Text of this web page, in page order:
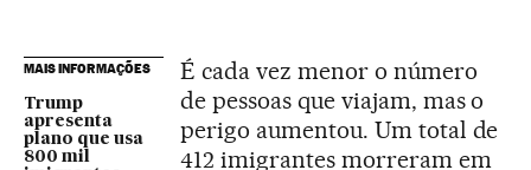
MAIS INFORMAÇÕES
Trump
apresenta
plano que usa
800 mil
É cada vez menor o número
de pessoas que viajam, mas o
perigo aumentou. Um total de
412 imigrantes morreram em